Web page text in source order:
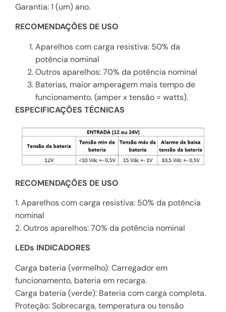
Garantia: 1 (um) ano.
RECOMENDAÇÕES DE USO
Aparelhos com carga resistiva: 50% da
potência nominal
Outros aparelhos: 70% da potência nominal
Baterias, maior amperagem mais tempo de
funcionamento. (amper x tensão = watts).
ESPECIFICAÇÕES TÉCNICAS
RECOMENDAÇÕES DE USO
1. Aparelhos com carga resistiva: 50% da potência
nominal
2. Outros aparelhos: 70% da potência nominal
LEDs INDICADORES
Carga bateria (vermelho): Carregador em
funcionamento, bateria em recarga.
Carga bateria (verde): Bateria com carga completa.
Proteção: Sobrecarga, temperatura ou tensão